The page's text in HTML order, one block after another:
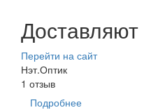
Доставляют
Перейти на сайт
Нэт.Оптик
1 отзыв
Подробнее